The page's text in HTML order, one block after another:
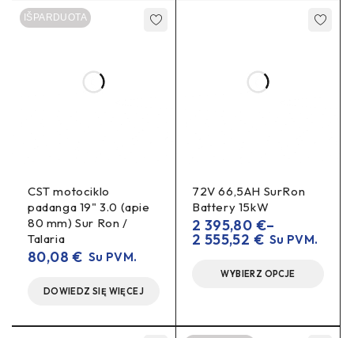
IŠPARDUOTA
CST motociklo
padanga 19" 3.0 (apie
80 mm) Sur Ron /
Talaria
80,08€ Su PVM.
DOWIEDZ SIĘ WIĘCEJ
72V 66,5AH SurRon
Battery 15kW
2 395,80 €–
2 555,52 € Su PVM.
WYBIERZ OPCJE